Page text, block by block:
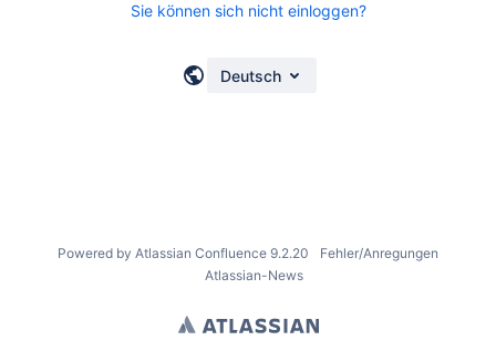
Sie können sich nicht einloggen?
Deutsch
Powered by Atlassian Confluence 9.2.20
Fehler/Anregungen
Atlassian-News